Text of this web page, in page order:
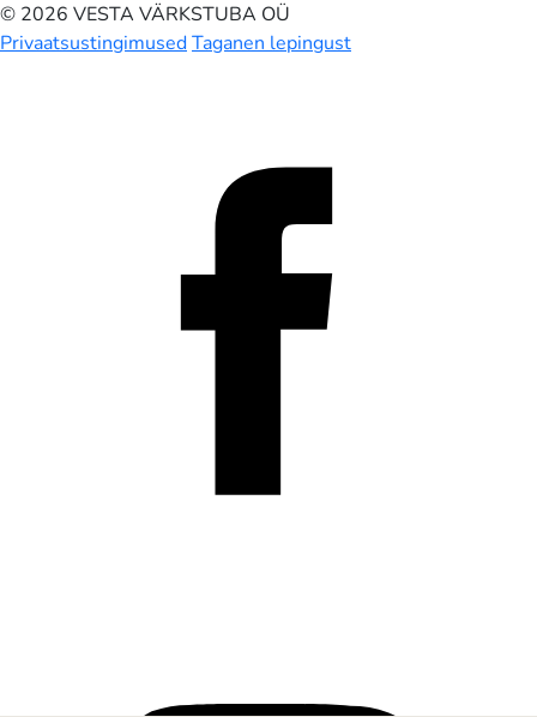
© 2026 VESTA VÄRKSTUBA OÜ
PrivaatsustingimusedTaganen lepingust